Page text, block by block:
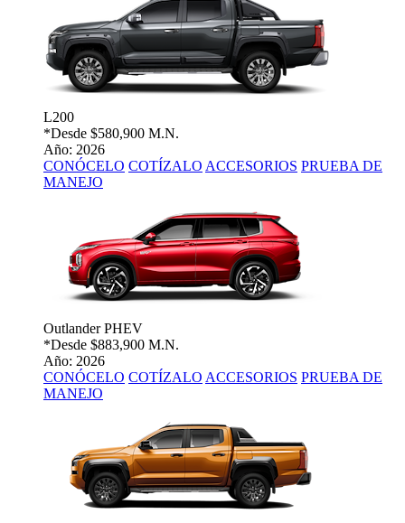
L200
*Desde $580,900 M.N.
Año: 2026
CONÓCELO COTÍZALO ACCESORIOS PRUEBA DE
MANEJO
Outlander PHEV
*Desde $883,900 M.N.
Año: 2026
CONÓCELO COTÍZALO ACCESORIOS PRUEBA DE
MANEJO